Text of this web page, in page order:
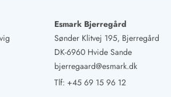
Esmark Bjerregård
Sønder Klitvej 195, Bjerregård
DK-6960 Hvide Sande
bjerregaard@esmark.dk
Tlf: +45 69 15 96 12